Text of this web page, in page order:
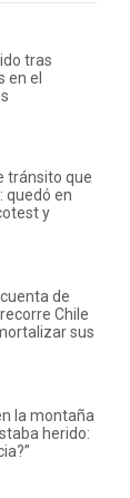
tras
en el
tránsito que
quedó en
y
de
Chile
sus
la montaña
herido: